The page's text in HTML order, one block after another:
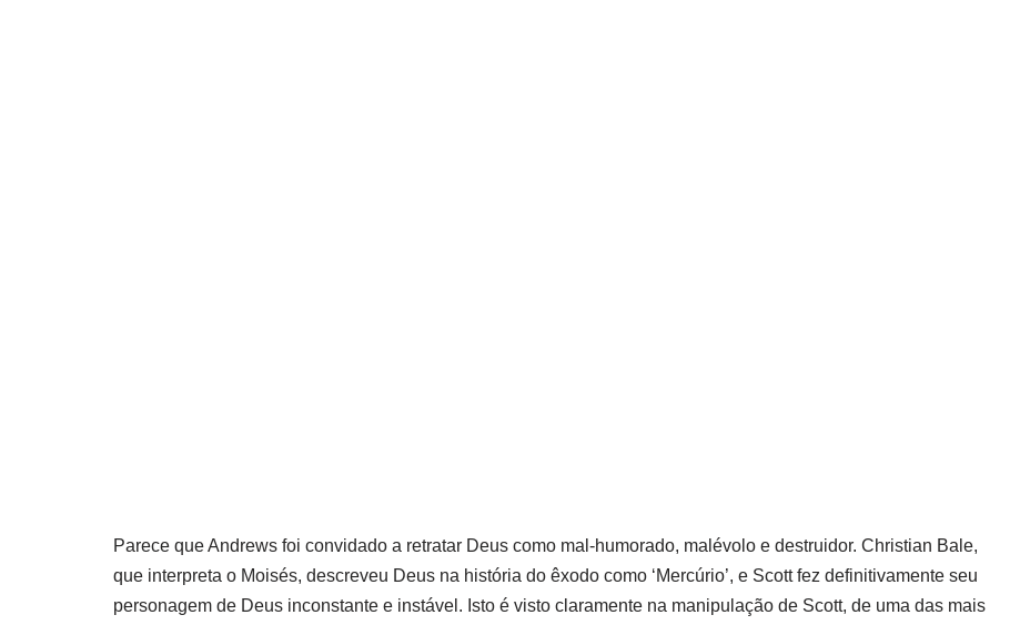
Parece que Andrews foi convidado a retratar Deus como mal-humorado, malévolo e destruidor. Christian Bale,
que interpreta o Moisés, descreveu Deus na história do êxodo como ‘Mercúrio’, e Scott fez definitivamente seu
personagem de Deus inconstante e instável. Isto é visto claramente na manipulação de Scott, de uma das mais